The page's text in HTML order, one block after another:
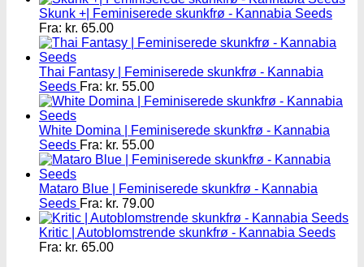
Skunk +| Feminiserede skunkfrø - Kannabia Seeds
Fra: kr. 65.00
Thai Fantasy | Feminiserede skunkfrø - Kannabia
Seeds Fra: kr. 55.00
White Domina | Feminiserede skunkfrø - Kannabia
Seeds Fra: kr. 55.00
Mataro Blue | Feminiserede skunkfrø - Kannabia
Seeds Fra: kr. 79.00
Kritic | Autoblomstrende skunkfrø - Kannabia Seeds
Fra: kr. 65.00